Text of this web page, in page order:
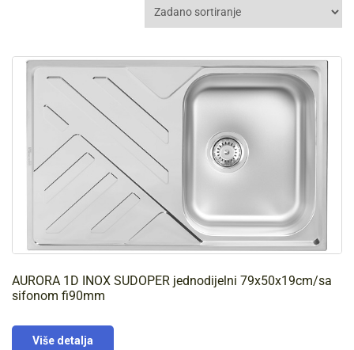
AURORA 1D INOX SUDOPER jednodijelni 79x50x19cm/sa
sifonom fi90mm
Više detalja